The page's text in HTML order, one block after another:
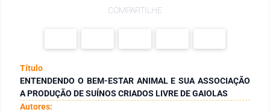
COMPARTILHE
Título
ENTENDENDO O BEM-ESTAR ANIMAL E SUA ASSOCIAÇÃO
A PRODUÇÃO DE SUÍNOS CRIADOS LIVRE DE GAIOLAS
Autores: